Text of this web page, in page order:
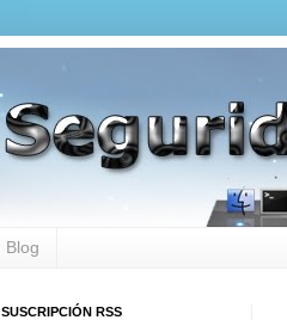
Blog
SUSCRIPCIÓN RSS